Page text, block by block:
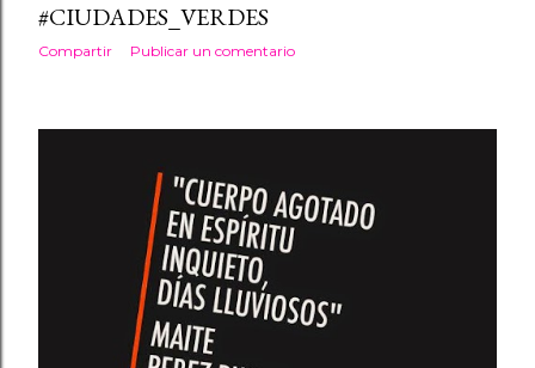
#CIUDADES_VERDES
Compartir Publicar un comentario